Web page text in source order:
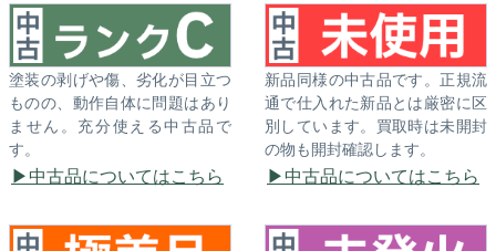
塗装の剥げや傷、劣化が目立つ
ものの、動作自体に問題はあり
ません。充分使える中古品で
す。
中古品についてはこちら
新品同様の中古品です。正規流
通で仕入れた新品とは厳密に区
別しています。買取時は未開封
の物も開封確認します。
中古品についてはこちら